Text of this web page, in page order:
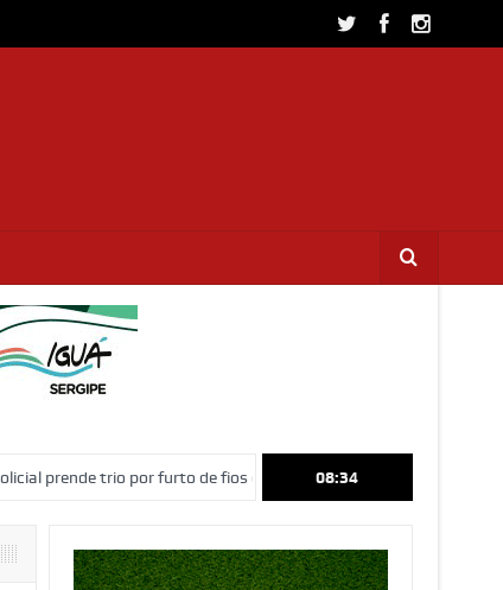
trio por furto de fios de cobre e receptação no interior de Sergipe
08:34